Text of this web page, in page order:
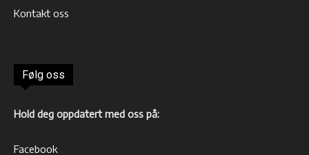
Kontakt oss
Følg oss
Hold deg oppdatert med oss på:
Facebook